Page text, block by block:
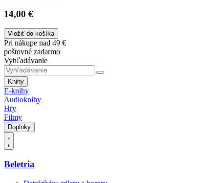
14,00 €
Vložiť do košíka
Pri nákupe nad 49 €
poštovné zadarmo
Vyhľadávanie
Knihy
E-knihy
Audioknihy
Hry
Filmy
Doplnky
Beletria